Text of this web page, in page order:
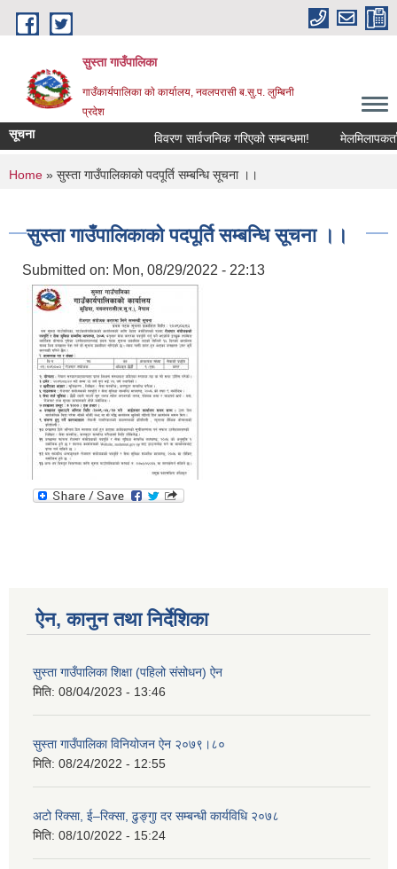
Skip to main content
सुस्ता गाउँपालिका
गाउँकार्यपालिका काे कार्यालय, नवलपरासी ब.सु.प. लुम्बिनी
प्रदेश
सूचना विवरण सार्वजनिक गरिएको सम्बन्धमा!
You are here
Home » सुस्ता गाउँपालिकाको पदपूर्ति सम्बन्धि सूचना ।।
सुस्ता गाउँपालिकाको पदपूर्ति सम्बन्धि सूचना ।।
Submitted on: Mon, 08/29/2022 - 22:13
ऐन, कानुन तथा निर्देशिका
सुस्ता गाउँपालिका शिक्षा (पहिलो संसोधन) ऐन
मिति: 08/04/2023 - 13:46
सुस्ता गाउँपालिका विनियोजन ऐन २०७९।८०
मिति: 08/24/2022 - 12:55
अटो रिक्सा, ई–रिक्सा, ढुङ्गुा दर सम्बन्धी कार्यविधि २०७८
मिति: 08/10/2022 - 15:24